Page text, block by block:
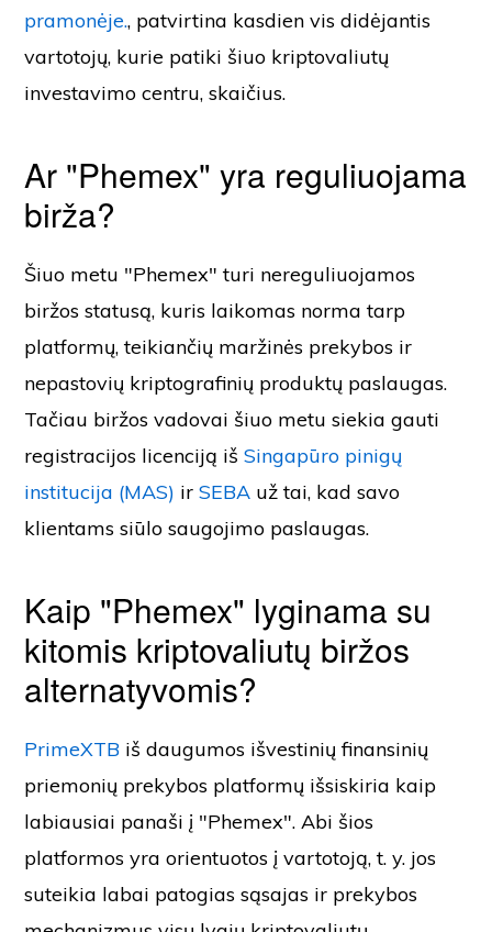
pramonėje., patvirtina kasdien vis didėjantis
vartotojų, kurie patiki šiuo kriptovaliutų
investavimo centru, skaičius.
Ar "Phemex" yra reguliuojama
birža?
Šiuo metu "Phemex" turi nereguliuojamos
biržos statusą, kuris laikomas norma tarp
platformų, teikiančių maržinės prekybos ir
nepastovių kriptografinių produktų paslaugas.
Tačiau biržos vadovai šiuo metu siekia gauti
registracijos licenciją išSingapūro pinigų
institucija (MAS) irSEBA už tai, kad savo
klientams siūlo saugojimo paslaugas.
Kaip "Phemex" lyginama su
kitomis kriptovaliutų biržos
alternatyvomis?
PrimeXTB iš daugumos išvestinių finansinių
priemonių prekybos platformų išsiskiria kaip
labiausiai panaši į "Phemex". Abi šios
platformos yra orientuotos į vartotoją, t. y. jos
suteikia labai patogias sąsajas ir prekybos